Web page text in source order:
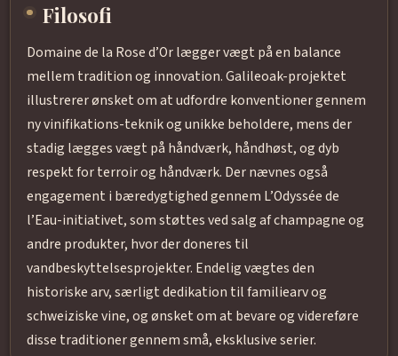
Filosofi
Domaine de la Rose d’Or lægger vægt på en balance
mellem tradition og innovation. Galileoak-projektet
illustrerer ønsket om at udfordre konventioner gennem
ny vinifikations-teknik og unikke beholdere, mens der
stadig lægges vægt på håndværk, håndhøst, og dyb
respekt for terroir og håndværk. Der nævnes også
engagement i bæredygtighed gennem L’Odyssée de
l’Eau-initiativet, som støttes ved salg af champagne og
andre produkter, hvor der doneres til
vandbeskyttelsesprojekter. Endelig vægtes den
historiske arv, særligt dedikation til familiearv og
schweiziske vine, og ønsket om at bevare og videreføre
disse traditioner gennem små, eksklusive serier.